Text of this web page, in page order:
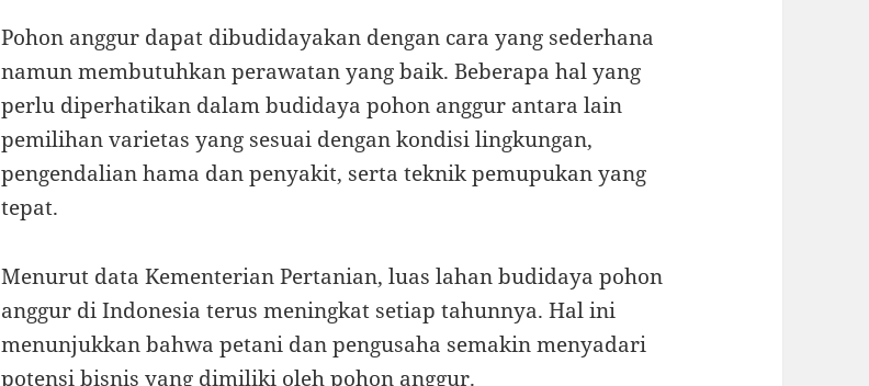
Pohon anggur dapat dibudidayakan dengan cara yang sederhana
namun membutuhkan perawatan yang baik. Beberapa hal yang
perlu diperhatikan dalam budidaya pohon anggur antara lain
pemilihan varietas yang sesuai dengan kondisi lingkungan,
pengendalian hama dan penyakit, serta teknik pemupukan yang
tepat.
Menurut data Kementerian Pertanian, luas lahan budidaya pohon
anggur di Indonesia terus meningkat setiap tahunnya. Hal ini
menunjukkan bahwa petani dan pengusaha semakin menyadari
potensi bisnis yang dimiliki oleh pohon anggur.